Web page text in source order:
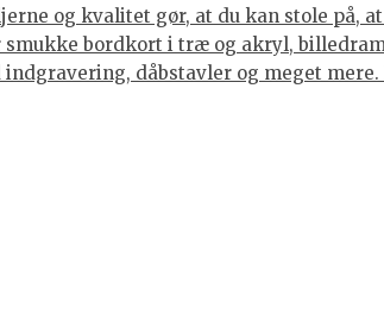
og kvalitet gør, at du kan stole på,
bordkort i træ og akryl,
dåbstavler og meget mere.